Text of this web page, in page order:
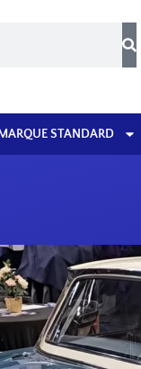
STANDARD